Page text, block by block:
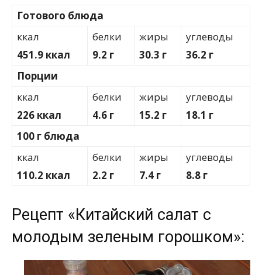
Готового блюда
ккал
451.9 ккал
белки
9.2 г
жиры
30.3 г
углеводы
36.2 г
Порции
ккал
226 ккал
белки
4.6 г
жиры
15.2 г
углеводы
18.1 г
100 г блюда
ккал
110.2 ккал
белки
2.2 г
жиры
7.4 г
углеводы
8.8 г
Рецепт «Китайский салат с
молодым зеленым горошком»: